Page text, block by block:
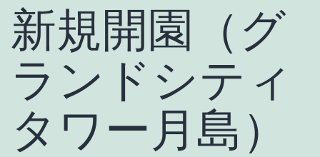
新規開園（グ
ランドシティ
タワー月島）